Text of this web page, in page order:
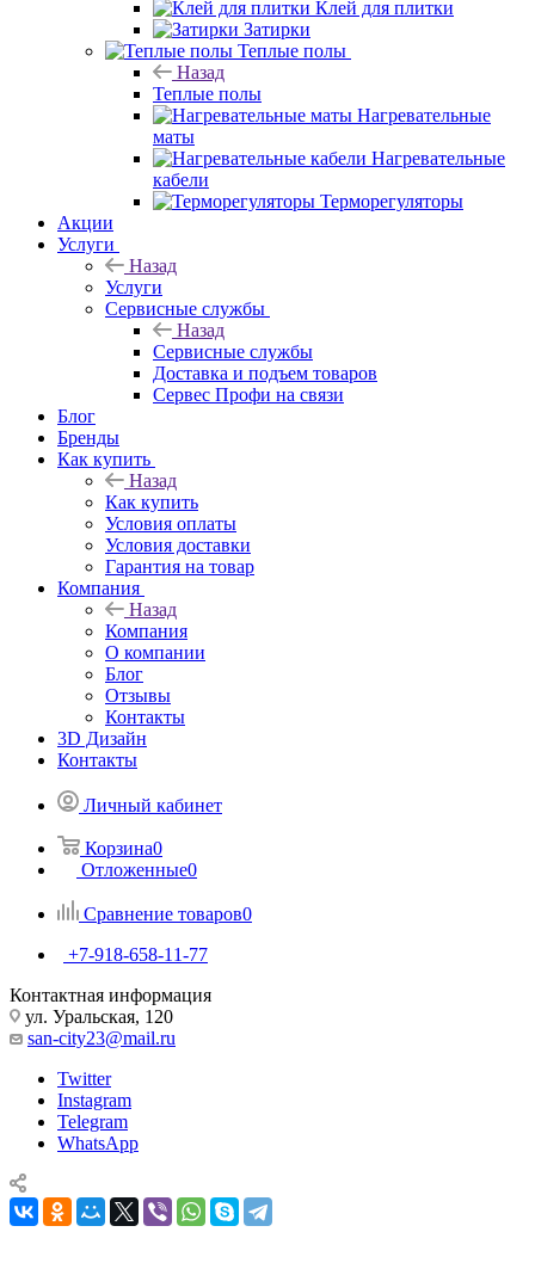
Клей для плитки
Затирки
Теплые полы
Назад
Теплые полы
Нагревательные
маты
Нагревательные
кабели
Терморегуляторы
Акции
Услуги
Назад
Услуги
Сервисные службы
Назад
Сервисные службы
Доставка и подъем товаров
Сервес Профи на связи
Блог
Бренды
Как купить
Назад
Как купить
Условия оплаты
Условия доставки
Гарантия на товар
Компания
Назад
Компания
О компании
Блог
Отзывы
Контакты
3D Дизайн
Контакты
Личный кабинет
Корзина0
Отложенные0
Сравнение товаров0
+7-918-658-11-77
Контактная информация
ул. Уральская, 120
san-city23@mail.ru
Twitter
Instagram
Telegram
WhatsApp